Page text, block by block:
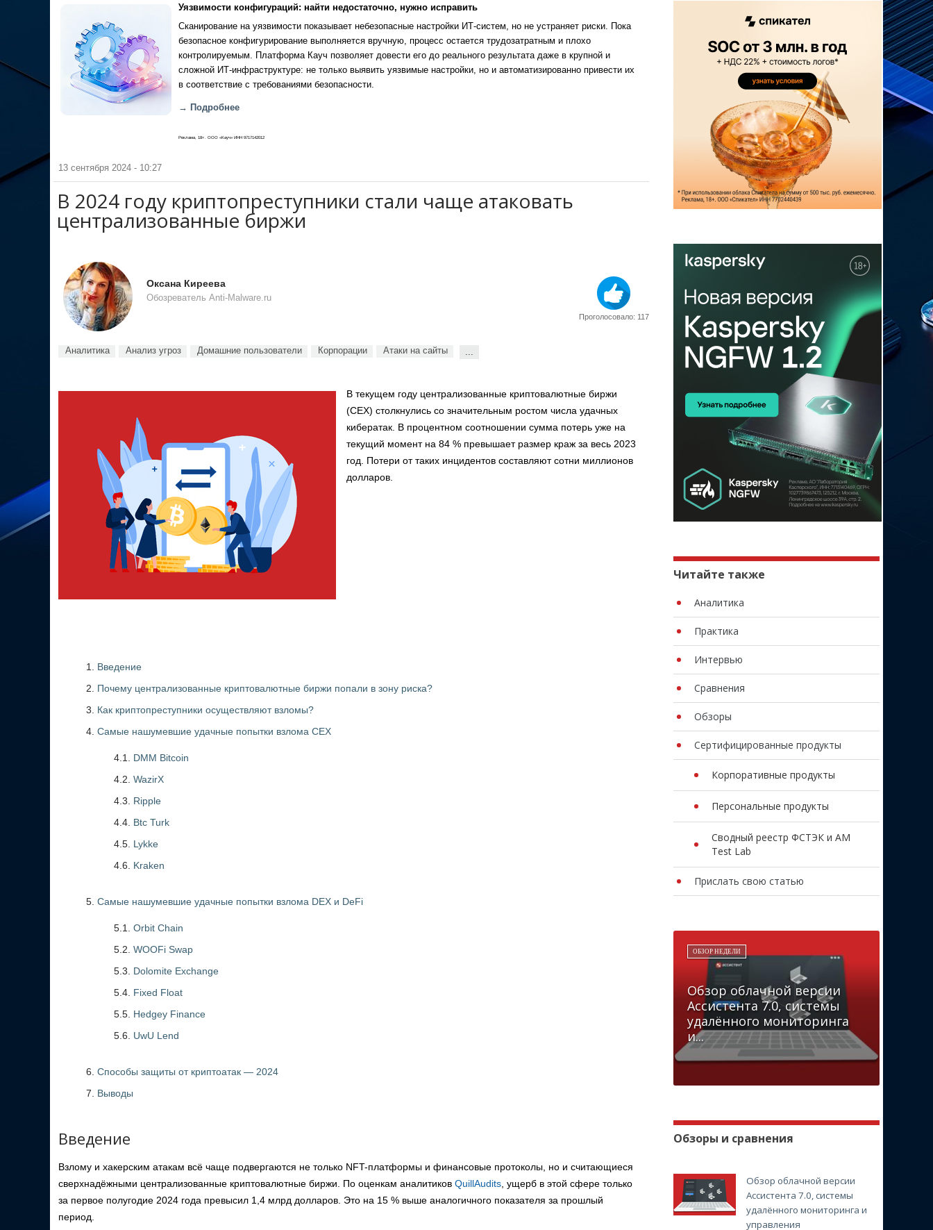
Уязвимости конфигураций: найти недостаточно, нужно исправить
Сканирование на уязвимости показывает небезопасные настройки ИТ-систем, но не устраняет риски. Пока
безопасное конфигурирование выполняется вручную, процесс остается трудозатратным и плохо
контролируемым. Платформа Кауч позволяет довести его до реального результата даже в крупной и
сложной ИТ-инфраструктуре: не только выявить уязвимые настройки, но и автоматизированно привести их
в соответствие с требованиями безопасности.
→ Подробнее
Реклама, 18+. ООО «Кауч» ИНН 9717142012
13 сентября 2024 - 10:27
В 2024 году криптопреступники стали чаще атаковать
централизованные биржи
Оксана Киреева
Обозреватель Anti-Malware.ru
Проголосовало: 117
Аналитика Анализ угроз Домашние пользователи Корпорации Атаки на сайты ...
В текущем году централизованные криптовалютные биржи
(CEX) столкнулись со значительным ростом числа удачных
кибератак. В процентном соотношении сумма потерь уже на
текущий момент на 84 % превышает размер краж за весь 2023
год. Потери от таких инцидентов составляют сотни миллионов
долларов.
Введение
Почему централизованные криптовалютные биржи попали в зону риска?
Как криптопреступники осуществляют взломы?
Самые нашумевшие удачные попытки взлома CEX
4.1. DMM Bitcoin
4.2. WazirX
4.3. Ripple
4.4. Btc Turk
4.5. Lykke
4.6. Kraken
Самые нашумевшие удачные попытки взлома DEX и DeFi
5.1. Orbit Chain
5.2. WOOFi Swap
5.3. Dolomite Exchange
5.4. Fixed Float
5.5. Hedgey Finance
5.6. UwU Lend
Способы защиты от криптоатак — 2024
Выводы
Введение
Взлому и хакерским атакам всё чаще подвергаются не только NFT-платформы и финансовые протоколы, но и считающиеся
сверхнадёжными централизованные криптовалютные биржи. По оценкам аналитиков QuillAudits , ущерб в этой сфере только
за первое полугодие 2024 года превысил 1,4 млрд долларов. Это на 15 % выше аналогичного показателя за прошлый
период.
Читайте также
Аналитика
Практика
Интервью
Сравнения
Обзоры
Сертифицированные продукты
Корпоративные продукты
Персональные продукты
Сводный реестр ФСТЭК и AM
Test Lab
Прислать свою статью
ОБЗОР НЕДЕЛИ
Обзор облачной версии
Ассистента 7.0, системы
удалённого мониторинга
и...
Обзоры и сравнения
Обзор облачной версии
Ассистента 7.0, системы
удалённого мониторинга и
управления